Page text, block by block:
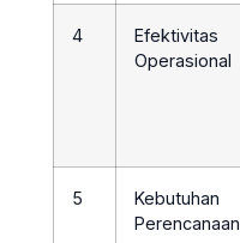
4
Efektivitas
Operasional
5
Kebutuhan
Perencanaan